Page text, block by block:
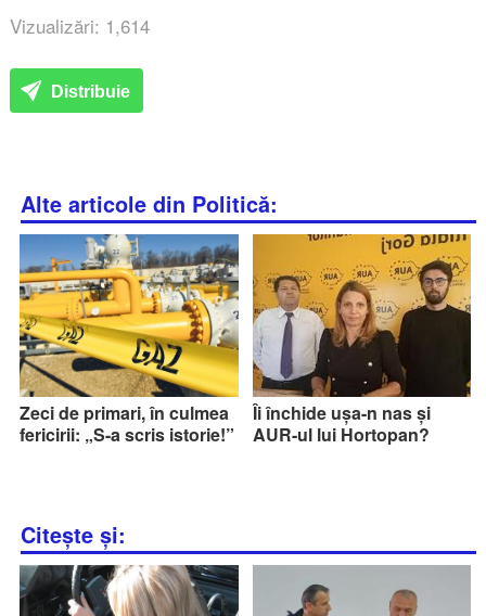
Vizualizări: 1,614
Distribuie
Alte articole din Politică:
Zeci de primari, în culmea
fericirii: „S-a scris istorie!”
Îi închide ușa-n nas și
AUR-ul lui Hortopan?
Citește și: